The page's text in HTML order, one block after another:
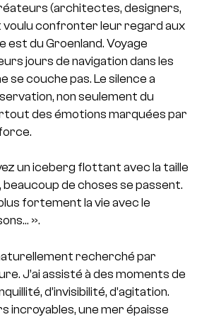
(architectes, designers,
confronter leur regard aux
est du Groenland. Voyage
jours de navigation dans les
se couche pas. Le silence a
non seulement du
des émotions marquées par
un iceberg flottant avec la taille
beaucoup de choses se passent.
fortement la vie avec le
».
recherché par
J’ai assisté à des moments de
d’invisibilité, d’agitation.
incroyables, une mer épaisse